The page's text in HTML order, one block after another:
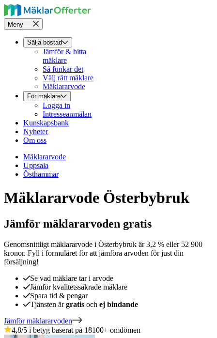
Meny
Sälja bostad
Jämför & hitta
mäklare
Så funkar det
Välj rätt mäklare
Mäklararvode
För mäklare
Logga in
Intresseanmälan
Kunskapsbank
Nyheter
Om oss
Mäklararvode
Uppsala
Östhammar
Mäklararvode Österbybruk
Jämför mäklararvoden gratis
Genomsnittligt mäklararvode i Österbybruk är3,2 % eller 52 900
kronor. Fyll i formuläret för att jämföra arvoden för just din
försäljning!
Se vad mäklare tar i arvode
Jämför kvalitetssäkrade mäklare
Spara tid & pengar
Tjänsten ärgratis och ej bindande
Jämför mäklararvoden
4,8/5 i betyg baserat på 18100+ omdömen